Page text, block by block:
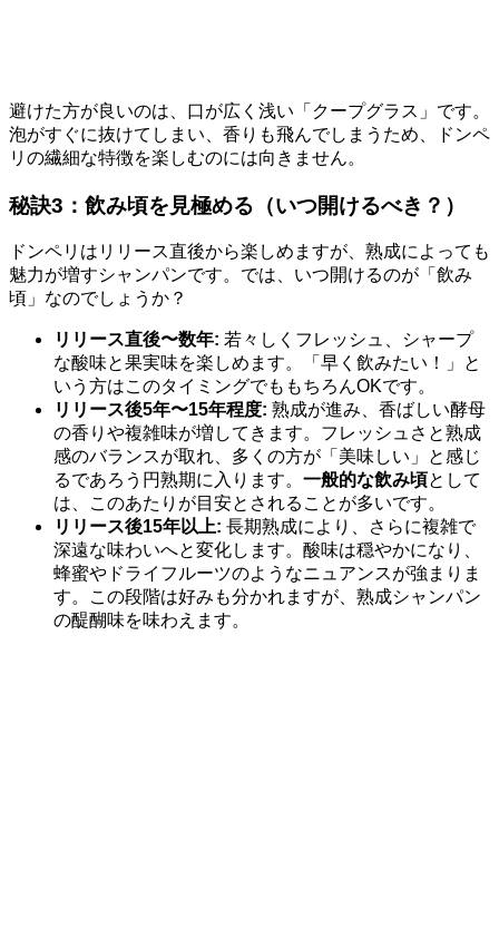
避けた方が良いのは、口が広く浅い「クープグラス」です。
泡がすぐに抜けてしまい、香りも飛んでしまうため、ドンペ
リの繊細な特徴を楽しむのには向きません。
秘訣3：飲み頃を見極める（いつ開けるべき？）
ドンペリはリリース直後から楽しめますが、熟成によっても
魅力が増すシャンパンです。では、いつ開けるのが「飲み
頃」なのでしょうか？
リリース直後〜数年: 若々しくフレッシュ、シャープ
な酸味と果実味を楽しめます。「早く飲みたい！」と
いう方はこのタイミングでももちろんOKです。
リリース後5年〜15年程度: 熟成が進み、香ばしい酵母
の香りや複雑味が増してきます。フレッシュさと熟成
感のバランスが取れ、多くの方が「美味しい」と感じ
るであろう円熟期に入ります。 一般的な飲み頃として
は、このあたりが目安とされることが多いです。
リリース後15年以上: 長期熟成により、さらに複雑で
深遠な味わいへと変化します。酸味は穏やかになり、
蜂蜜やドライフルーツのようなニュアンスが強まりま
す。この段階は好みも分かれますが、熟成シャンパン
の醍醐味を味わえます。